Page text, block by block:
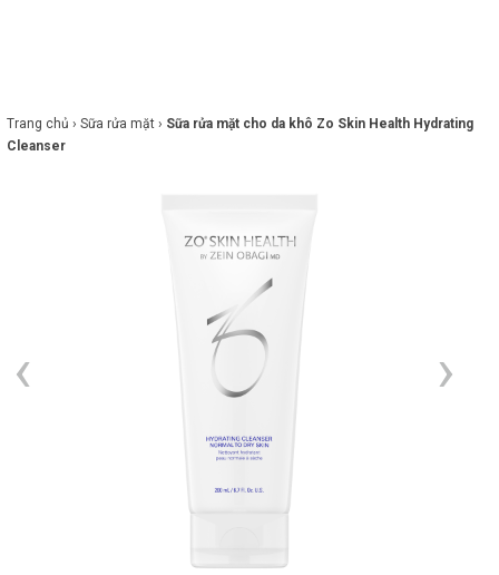
FEATURED BRAND
Trang chủ › Sữa rửa mặt › Sữa rửa mặt cho da khô Zo Skin Health Hydrating
Cleanser